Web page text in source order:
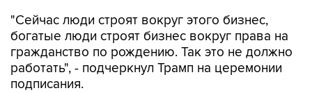
"Сейчас люди строят вокруг этого бизнес,
богатые люди строят бизнес вокруг права на
гражданство по рождению. Так это не должно
работать", - подчеркнул Трамп на церемонии
подписания.